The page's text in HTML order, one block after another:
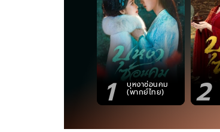
1 บุหงาซ่อนคม
(พากย์ไทย) 2